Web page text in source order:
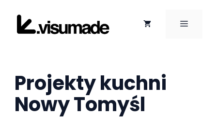
treści
MENU
Projekty kuchni
Nowy Tomyśl